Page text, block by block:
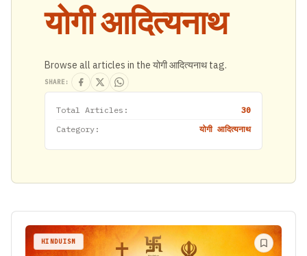
योगी आदित्यनाथ
Browse all articles in the योगी आदित्यनाथ tag.
SHARE:
Total Articles:
30
Category:
योगी आदित्यनाथ
HINDUISM